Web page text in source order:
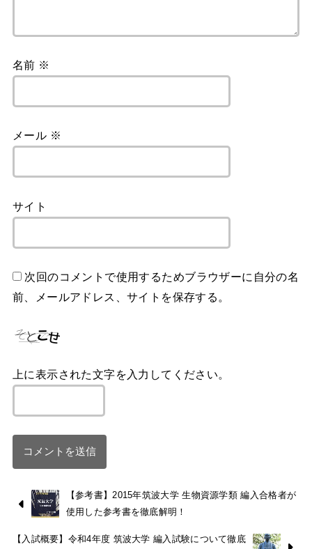
名前 ※
メール ※
サイト
次回のコメントで使用するためブラウザーに自分の名
前、メールアドレス、サイトを保存する。
上に表示された文字を入力してください。
【参考書】2015年筑波大学 生物資源学類 編入合格者が
使用した参考書を徹底解明！
【入試概要】令和4年度 筑波大学 編入試験について徹底